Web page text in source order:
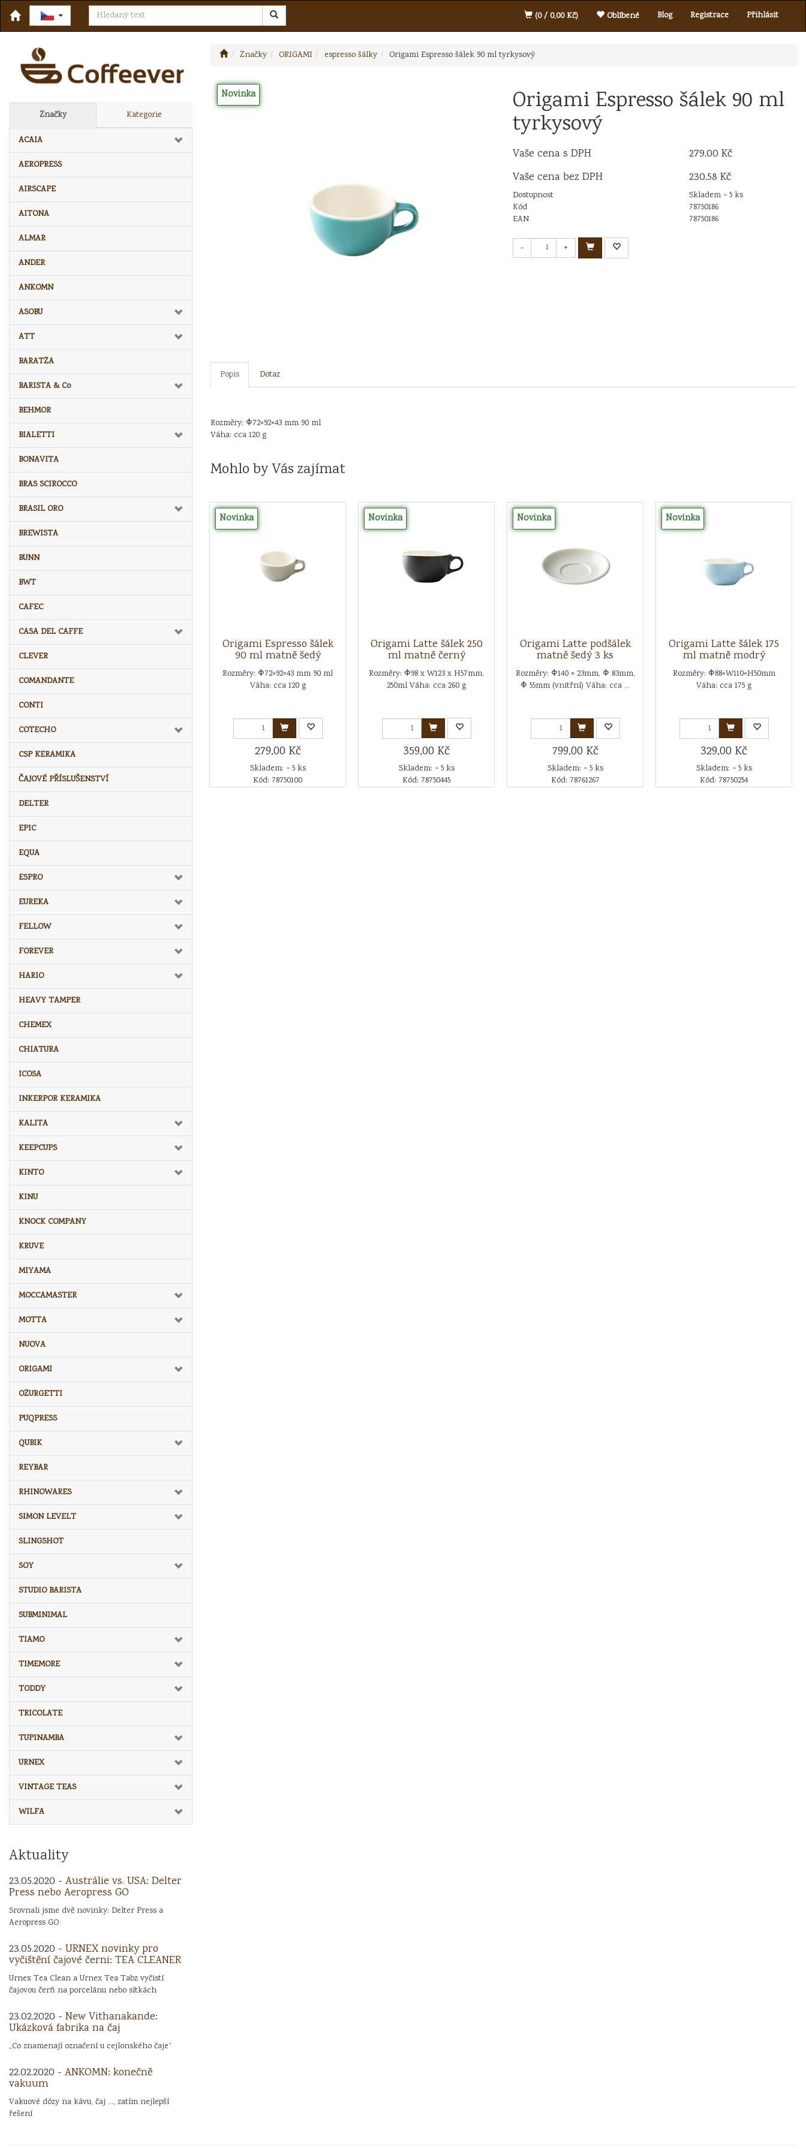
Blog Registrace Přihlásit
(0 / 0,00 Kč) Oblíbené
Značky Kategorie
ACAIA
AEROPRESS
AIRSCAPE
AITONA
ALMAR
ANDER
ANKOMN
ASOBU
ATT
BARATZA
BARISTA & Co
BEHMOR
BIALETTI
BONAVITA
BRAS SCIROCCO
BRASIL ORO
BREWISTA
BUNN
BWT
CAFEC
CASA DEL CAFFE
CLEVER
COMANDANTE
CONTI
COTECHO
CSP KERAMIKA
ČAJOVÉ PŘÍSLUŠENSTVÍ
DELTER
EPIC
EQUA
ESPRO
EUREKA
FELLOW
FOREVER
HARIO
HEAVY TAMPER
CHEMEX
CHIATURA
ICOSA
INKERPOR KERAMIKA
KALITA
KEEPCUPS
KINTO
KINU
KNOCK COMPANY
KRUVE
MIYAMA
MOCCAMASTER
MOTTA
NUOVA
ORIGAMI
OZURGETTI
PUQPRESS
QUBIK
REYBAR
RHINOWARES
SIMON LEVELT
SLINGSHOT
SOY
STUDIO BARISTA
SUBMINIMAL
TIAMO
TIMEMORE
TODDY
TRICOLATE
TUPINAMBA
URNEX
VINTAGE TEAS
WILFA
Aktuality
23.05.2020 - Austrálie vs. USA: Delter
Press nebo Aeropress GO
Srovnali jsme dvě novinky: Delter Press a
Aeropress GO
23.05.2020 - URNEX novinky pro
vyčištění čajové černi: TEA CLEANER
Urnex Tea Clean a Urnex Tea Tabz vyčistí
čajovou čerň na porcelánu nebo sítkách
23.02.2020 - New Vithanakande:
Ukázková fabrika na čaj
„Co znamenají označení u cejlonského čaje“
22.02.2020 - ANKOMN: konečně
vakuum
Vakuové dózy na kávu, čaj ..., zatím nejlepší
řešení
Značky ORIGAMI espresso šálky Origami Espresso šálek 90 ml tyrkysový
Novinka Origami Espresso šálek 90 ml
tyrkysový
Vaše cena s DPH
279,00 Kč
Vaše cena bez DPH
230,58 Kč
Dostupnost
Skladem > 5 ks
Kód
78750186
EAN
78750186
- +
Popis Dotaz
Rozměry: Φ72×92×43 mm 90 ml
Váha: cca 120 g
Mohlo by Vás zajímat
Novinka
Origami Espresso šálek
90 ml matně šedý
Rozměry: Φ72×92×43 mm 90 ml
Váha: cca 120 g
279,00 Kč
Skladem: > 5 ks
Kód: 78750100
Novinka
Origami Latte šálek 250
ml matně černý
Rozměry: Φ98 x W123 x H57mm,
250ml Váha: cca 260 g
359,00 Kč
Skladem: > 5 ks
Kód: 78750445
Novinka
Origami Latte podšálek
matně šedý 3 ks
Rozměry: Φ140 × 23mm, Φ 83mm,
Φ 55mm (vnitřní) Váha: cca ...
799,00 Kč
Skladem: > 5 ks
Kód: 78761267
Novinka
Origami Latte šálek 175
ml matně modrý
Rozměry: Φ88×W110×H50mm
Váha: cca 175 g
329,00 Kč
Skladem: > 5 ks
Kód: 78750254